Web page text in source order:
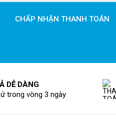
CHẤP NHẬN THANH TOÁN
DỄ DÀNG
trong vòng 3 ngày